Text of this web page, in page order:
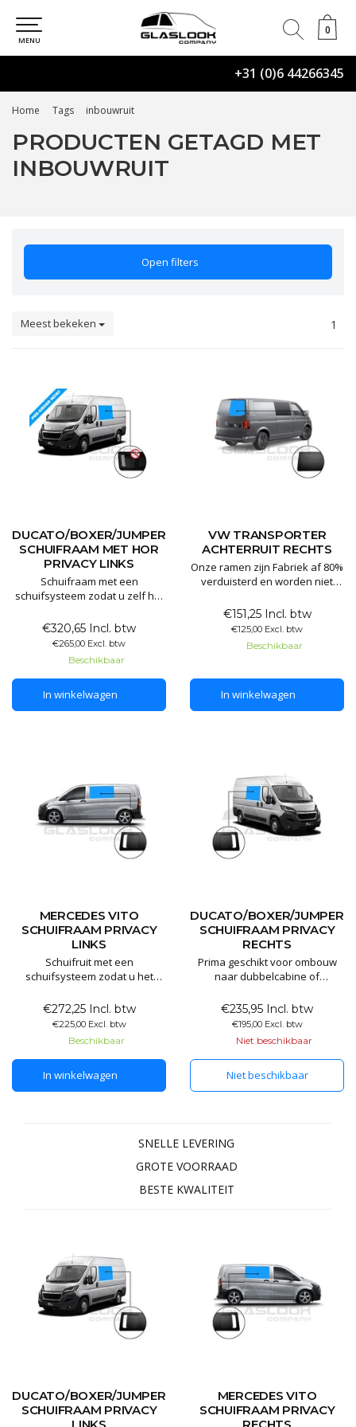
+31 (0)6 44266345
0
0
MENU
Home Tags inbouwruit
PRODUCTEN GETAGD MET
INBOUWRUIT
Open filters
Meest bekeken 1
DUCATO/BOXER/JUMPER
SCHUIFRAAM MET HOR
PRIVACY LINKS
Schuifraam met een
schuifsysteem zodat u zelf het
schuifraam is gemaakt van 80%
verduisterd privacyglas.
Hierdoor kunt u wel zelf naar
buiten kijken maar dit maakt
het lastig om naar binnen te
kijken. Dit handige schuifraam
is te
€320,65 Incl. btw
€265,00 Excl. btw
Beschikbaar
In winkelwagen
VW TRANSPORTER
ACHTERRUIT RECHTS
Onze ramen zijn Fabriek af 80%
verduisterd en worden niet
ramen zijn voorzien van E
keurmerk en worden
geproduceerd in de EU.
€151,25 Incl. btw
€125,00 Excl. btw
Beschikbaar
In winkelwagen
MERCEDES VITO
SCHUIFRAAM PRIVACY
LINKS
Schuifruit met een
schuifsysteem zodat u het
zijn perfect van pasvorm en
gemaakt van 80% donkerglas
deze hoeven dus niet
geblindeerd te worden .
€272,25 Incl. btw
€225,00 Excl. btw
Beschikbaar
In winkelwagen
DUCATO/BOXER/JUMPER
SCHUIFRAAM PRIVACY
RECHTS
Prima geschikt voor ombouw
naar dubbelcabine of
privacyglasafmetingen:
1400x670mm passend voor de
L2 L3 L4
Al onze ramen zijn voorzien
van E keurmerk en worden
geproduceerd in de EU
€235,95 Incl. btw
€195,00 Excl. btw
Niet beschikbaar
Niet beschikbaar
SNELLE LEVERING
GROTE VOORRAAD
BESTE KWALITEIT
DUCATO/BOXER/JUMPER
SCHUIFRAAM PRIVACY
MERCEDES VITO
SCHUIFRAAM PRIVACY